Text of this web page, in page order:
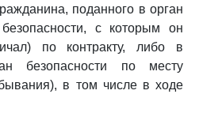
поданного в орган
с которым он
по контракту, либо в
безопасности по месту
в том числе в ходе